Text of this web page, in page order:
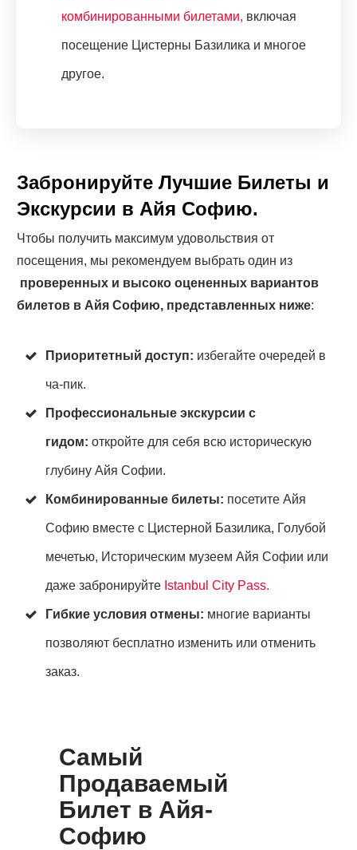
комбинированными билетами, включая
посещение Цистерны Базилика и многое
другое.
Забронируйте Лучшие Билеты и
Экскурсии в Айя Софию.
Чтобы получить максимум удовольствия от
посещения, мы рекомендуем выбрать один из
проверенных и высоко оцененных вариантов
билетов в Айя Софию, представленных ниже:
Приоритетный доступ: избегайте очередей в
ча-пик.
Профессиональные экскурсии с
гидом: откройте для себя всю историческую
глубину Айя Софии.
Комбинированные билеты: посетите Айя
Софию вместе с Цистерной Базилика, Голубой
мечетью, Историческим музеем Айя Софии или
даже забронируйте Istanbul City Pass.
Гибкие условия отмены: многие варианты
позволяют бесплатно изменить или отменить
заказ.
Самый
Продаваемый
Билет в Айя-
Софию